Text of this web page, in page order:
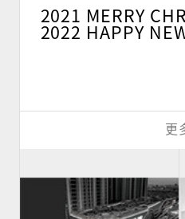
2021 MERRY
2022 HAPPY
更